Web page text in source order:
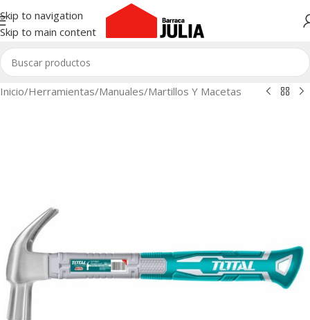
Skip to navigation
Skip to main content
Inicio/Herramientas/Manuales/Martillos Y Macetas